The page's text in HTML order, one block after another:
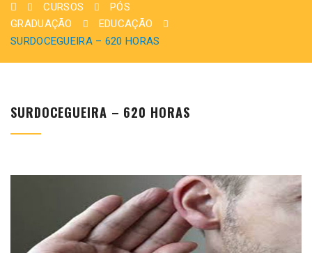
CURSOS
PÓS
GRADUAÇÃO
EDUCAÇÃO
SURDOCEGUEIRA – 620 HORAS
SURDOCEGUEIRA – 620 HORAS